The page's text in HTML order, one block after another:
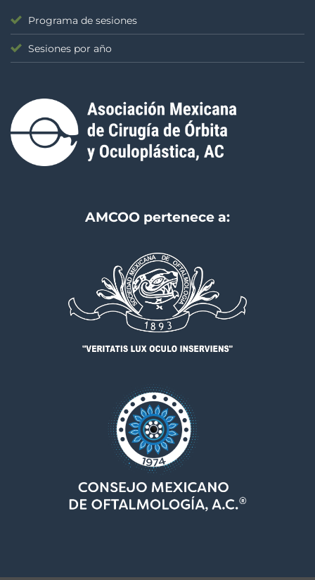
Programa de sesiones
Sesiones por año
AMCOO pertenece a: